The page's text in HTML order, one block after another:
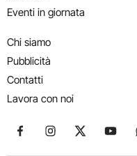
Eventi in giornata
Chi siamo
Pubblicità
Contatti
Lavora con noi
Seguici su Facebook
Seguici suSeguici su